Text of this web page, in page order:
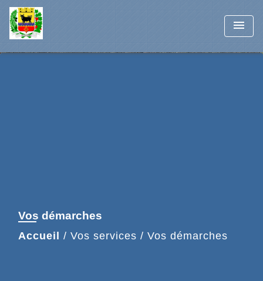
menu
Vos démarches
Accueil / Vos services / Vos démarches